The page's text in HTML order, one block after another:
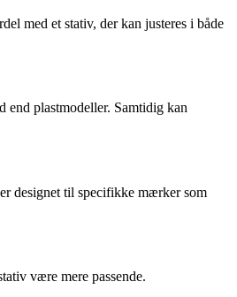
med et stativ, der kan justeres i både
end plastmodeller. Samtidig kan
designet til specifikke mærker som
være mere passende.